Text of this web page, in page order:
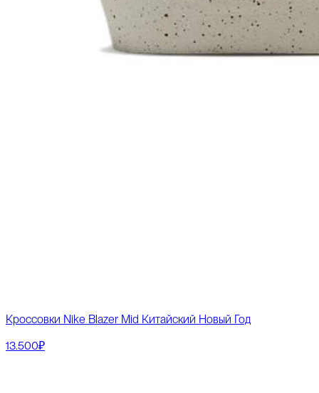
Кроссовки Nike Blazer Mid Китайский Новый Год
13.500₽